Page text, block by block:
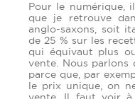
Pour le numérique,
que je retrouve
anglo-saxons, soit
de 25 % sur les
qui équivaut plus
vente. Nous parlons
parce que, par
le prix unique, on